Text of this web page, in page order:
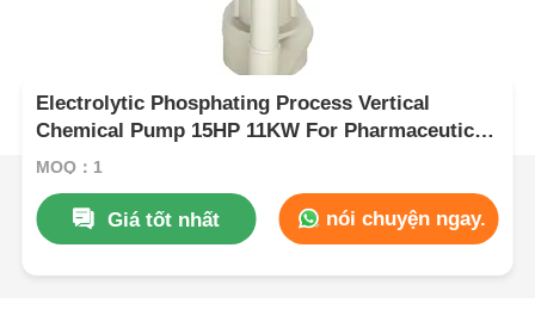
Electrolytic Phosphating Process Vertical
Chemical Pump 15HP 11KW For Pharmaceutical
Production
MOQ：1
Giá tốt nhất nói chuyện ngay.